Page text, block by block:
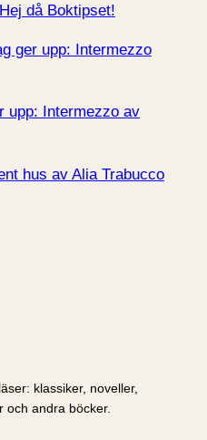
Hej då Boktipset!
ger upp: Intermezzo
upp: Intermezzo av
hus av Alia Trabucco
klassiker, noveller,
och andra böcker.